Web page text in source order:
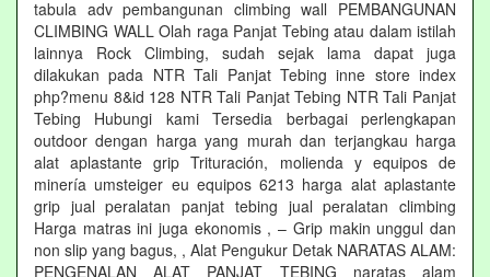
tabula adv pembangunan climbing wall PEMBANGUNAN
CLIMBING WALL Olah raga Panjat Tebing atau dalam istilah
lainnya Rock Climbing, sudah sejak lama dapat juga
dilakukan pada NTR Tali Panjat Tebing inne store index
php?menu 8&id 128 NTR Tali Panjat Tebing NTR Tali Panjat
Tebing Hubungi kami Tersedia berbagai perlengkapan
outdoor dengan harga yang murah dan terjangkau harga
alat aplastante grip Trituración, molienda y equipos de
minería umsteiger eu equipos 6213 harga alat aplastante
grip jual peralatan panjat tebing jual peralatan climbing
Harga matras ini juga ekonomis , – Grip makin unggul dan
non slip yang bagus, , Alat Pengukur Detak NARATAS ALAM:
PENGENALAN ALAT PANJAT TEBING naratas alam